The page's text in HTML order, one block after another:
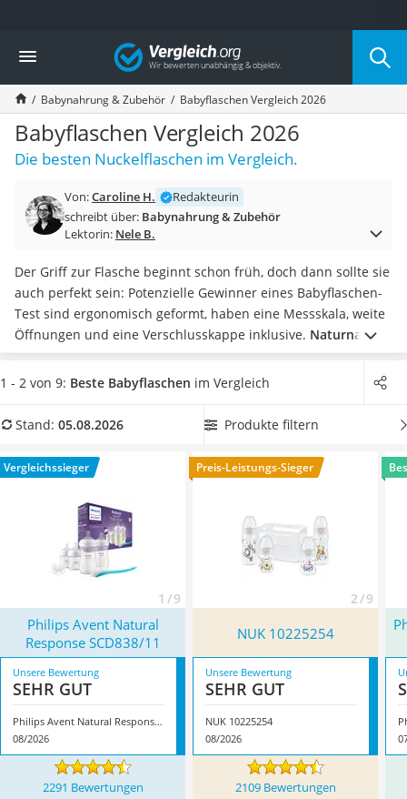
Die beliebtesten Vergleiche nach Kategorie
Kind & Baby
Babyphone mit 2 Kameras
Walkie-Talkie Kinder
Kindermatratzen
Babywippe
Rollschuhe für Kinder
Laufrad
Kinderschubkarre
Kinderuhr
Babyphone
Treppenschutzgitter
Kindersitz ab 4 Jahren
Kinderroller 3 Räder
Ferngesteuertes Auto
Kinderfahrradhelm
Kinder-Mikroskop
Ferngesteuerter Hubschrauber
Vergleich
Babynahrung & Zubehör Babyflaschen Vergleich 2026
Babyflaschen Vergleich 2026
Die besten Nuckelflaschen im Vergleich.
Von:Caroline H.
Redakteurin
schreibt über: Babynahrung & Zubehör
Lektorin: Nele B.
Der Griff zur Flasche beginnt schon früh, doch dann sollte sie
auch perfekt sein: Potenzielle Gewinner eines Babyflaschen-
Test sind ergonomisch geformt, haben eine Messskala, weite
Öffnungen und eine Verschlusskappe inklusive. Naturnahe
Mundstücke erleichtern übrigens den Wechselzwischen
Flasche und Stillen. Noch wichtiger ist aber:
Jede Babyflasche
wählen eine Flasche, die auch das Risiko von Koliken mindert.
untergebracht. Überzeugt hat uns hier im August 2026
besonders das Modell
Philips Avent Natural Response
SCD838/11* mit seinen Eigenschaften.
1 - 2 von 9: Beste Babyflaschen im Vergleich
Stand: 05.08.2026 Produkte filtern
Vergleichssieger
1 / 9
Preis-Leistungs-Sieger
2 / 9
Philips Avent Natural
Response SCD838/11
NUK 10225254
Unsere Bewertung
SEHR GUT
Philips Avent Natural Response SCD838/11
08/2026
Unsere Bewertung
SEHR GUT
NUK 10225254
08/2026
2291 Bewertungen 2109 Bewertungen